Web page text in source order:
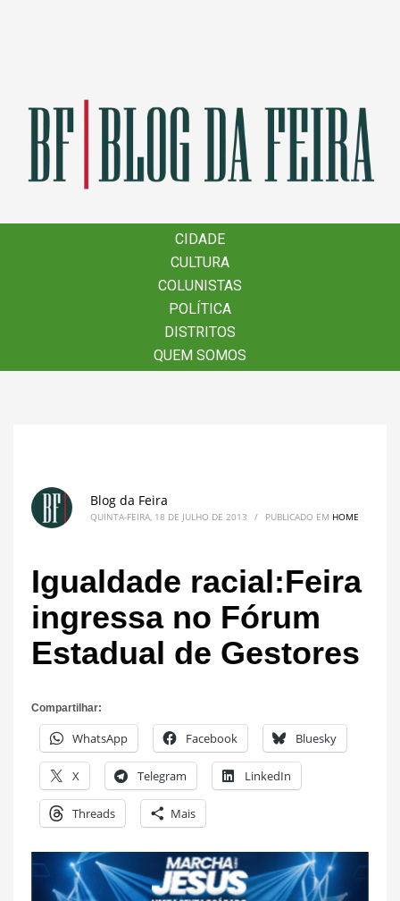
CIDADE
CULTURA
COLUNISTAS
POLÍTICA
DISTRITOS
QUEM SOMOS
CIDADE
CULTURA
COLUNISTAS
POLÍTICA
DISTRITOS
QUEM SOMOS
Blog da Feira
QUINTA-FEIRA, 18 DE JULHO DE 2013 / PUBLICADO EM HOME
Igualdade racial:Feira
ingressa no Fórum
Estadual de Gestores
Compartilhar:
WhatsApp Facebook Bluesky
X Telegram LinkedIn
Threads Mais